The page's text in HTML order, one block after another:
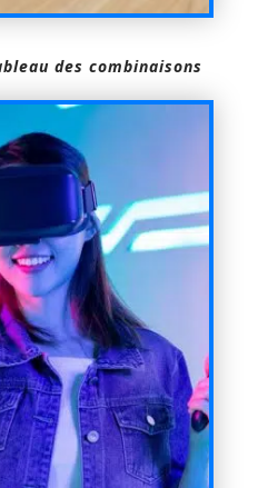
des combinaisons